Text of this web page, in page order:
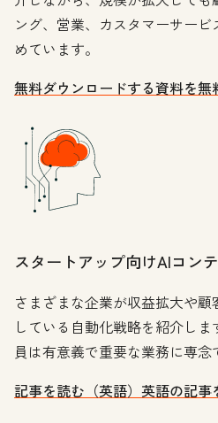
ング、営業、カスタマーサー
めています。
無料ダウンロードする資料を無
スタートアップ向けAIコン
さまざまな企業が収益拡大や
している自動化戦略を紹介し
員は有意義で重要な業務に専念
記事を読む（英語） 英語の記事